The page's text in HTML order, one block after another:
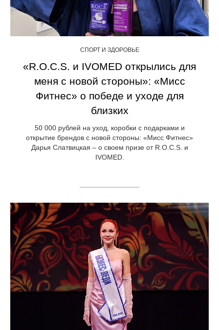
СПОРТ И ЗДОРОВЬЕ
«R.O.C.S. и IVOMED открылись для
меня с новой стороны»: «Мисс
Фитнес» о победе и уходе для
близких
50 000 рублей на уход, коробки с подарками и
открытие брендов с новой стороны: «Мисс Фитнес»
Дарья Слатвицкая – о своем призе от R.O.C.S. и
IVOMED.